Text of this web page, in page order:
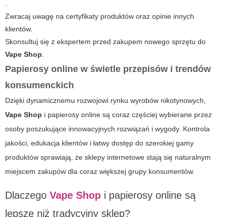
Zwracaj uwagę na certyfikaty produktów oraz opinie innych
klientów.
Skonsultuj się z ekspertem przed zakupem nowego sprzętu do
Vape Shop
Papierosy online w świetle przepisów i trendów
konsumenckich
Dzięki dynamicznemu rozwojowi rynku wyrobów nikotynowych,
Vape Shop i papierosy online są coraz częściej wybierane przez
osoby poszukujące innowacyjnych rozwiązań i wygody. Kontrola
jakości, edukacja klientów i łatwy dostęp do szerokiej gamy
produktów sprawiają, że sklepy internetowe stają się naturalnym
miejscem zakupów dla coraz większej grupy konsumentów.
Dlaczego Vape Shop i papierosy online są
lepsze niż tradycyjny sklep?